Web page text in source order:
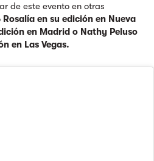
de este evento en otras
Rosalía en su edición en Nueva
en Madrid o Nathy Peluso
en Las Vegas.